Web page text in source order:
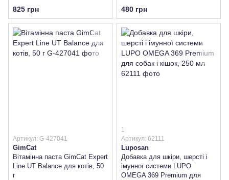
825 грн 480 грн
Артикул: G-427041
GimCat
Вітамінна паста GimCat Expert
Line UT Balance для котів, 50
г
1
Артикул: 62111
Luposan
Добавка для шкіри, шерсті і
імунної системи LUPO
OMEGA 369 Premium для